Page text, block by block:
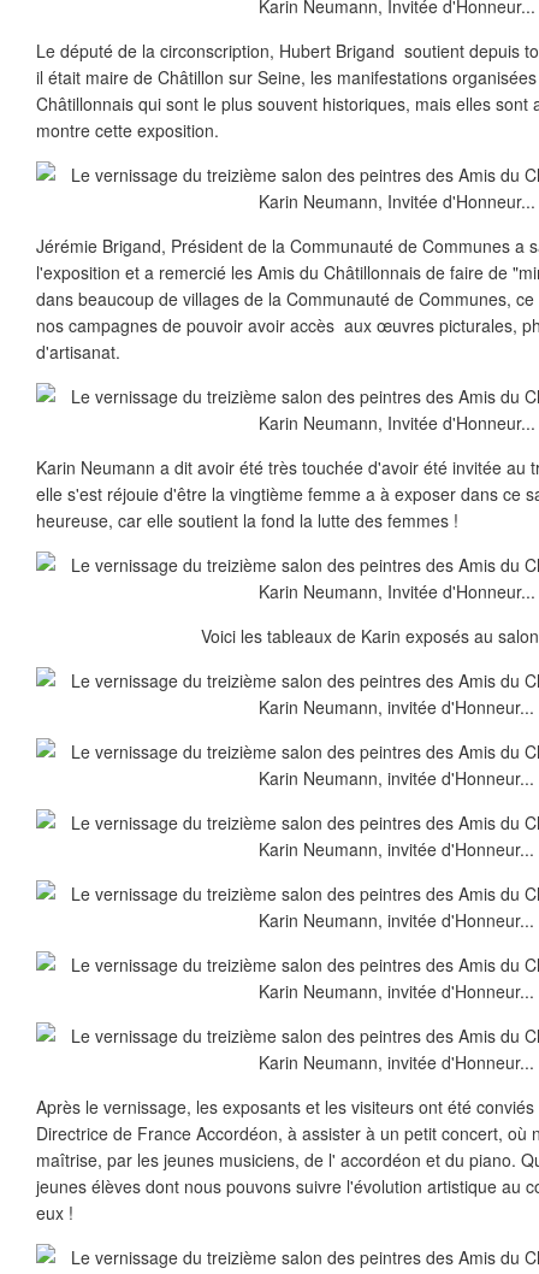
Le député de la circonscription, Hubert Brigand soutient depuis
il était maire de Châtillon sur Seine, les manifestations
Châtillonnais qui sont le plus souvent historiques, mais elles sont
montre cette exposition.
Jérémie Brigand, Président de la Communauté de Communes a
l'exposition et a remercié les Amis du Châtillonnais de faire de
dans beaucoup de villages de la Communauté de Communes,
nos campagnes de pouvoir avoir accès aux œuvres picturales,
d'artisanat.
Karin Neumann a dit avoir été très touchée d'avoir été invitée au
elle s'est réjouie d'être la vingtième femme a à exposer dans ce
heureuse, car elle soutient la fond la lutte des femmes !
Voici les tableaux de Karin exposés au
Après le vernissage, les exposants et les visiteurs ont été
Directrice de France Accordéon, à assister à un petit concert, où
maîtrise, par les jeunes musiciens, de l' accordéon et du piano.
jeunes élèves dont nous pouvons suivre l'évolution artistique au
eux !